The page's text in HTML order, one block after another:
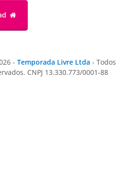
- Temporada Livre Ltda - Todos
CNPJ 13.330.773/0001-88